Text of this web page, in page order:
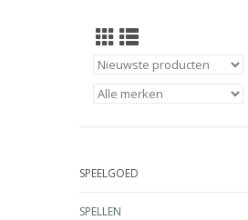
SPEELGOED
SPELLEN